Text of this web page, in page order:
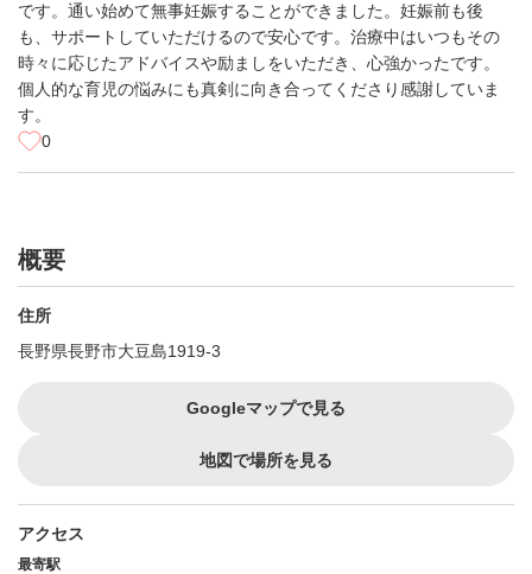
です。通い始めて無事妊娠することができました。妊娠前も後
も、サポートしていただけるので安心です。治療中はいつもその
時々に応じたアドバイスや励ましをいただき、心強かったです。
個人的な育児の悩みにも真剣に向き合ってくださり感謝していま
す。
0
概要
住所
長野県長野市大豆島1919-3
Googleマップで見る
地図で場所を見る
アクセス
最寄駅